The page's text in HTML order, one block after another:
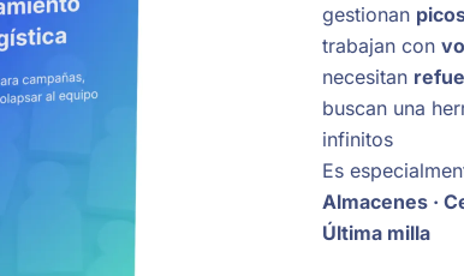
gestionan
trabajan con
necesitan
buscan una
infinitos
Es
Almacenes ·
Última milla